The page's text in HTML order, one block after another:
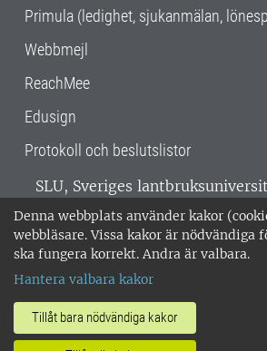
Denna webbplats använder kakor
webbläsare. Vissa kakor är nödvändiga
ska fungera korrekt. Andra är valbara.
Hantera valbara kakor
Tillåt bara nödvändiga kakor
Primula (ledighet, sjukanmälan,
Webbmejl
ReachMee
Edusign
Protokoll och beslutslistor
SLU, Sveriges
verksamhet över hela Sverige.
Alnarp, Uppsala och Umeå.SLU
miljöcertifierat enligt ISO 14001.
018-67 10 00 • Org nr: 202100-
Om SLU:s webbplatser
•Hantera kakor•Behandling av